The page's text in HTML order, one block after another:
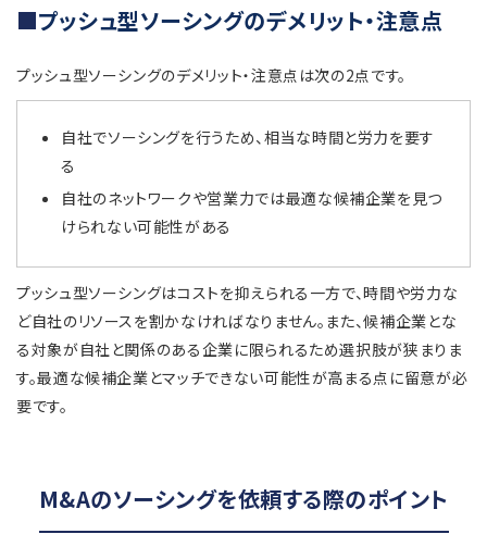
プッシュ型ソーシングのデメリット・注意点
プッシュ型ソーシングのデメリット・注意点は次の2点です。
自社でソーシングを行うため、相当な時間と労力を要す
る
自社のネットワークや営業力では最適な候補企業を見つ
けられない可能性がある
プッシュ型ソーシングはコストを抑えられる一方で、時間や労力な
ど自社のリソースを割かなければなりません。また、候補企業とな
る対象が自社と関係のある企業に限られるため選択肢が狭まりま
す。最適な候補企業とマッチできない可能性が高まる点に留意が必
要です。
M&Aのソーシングを依頼する際のポイント